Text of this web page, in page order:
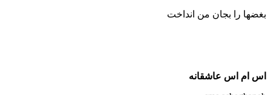
بغضها را بجان من انداخت
اس ام اس عاشقانه